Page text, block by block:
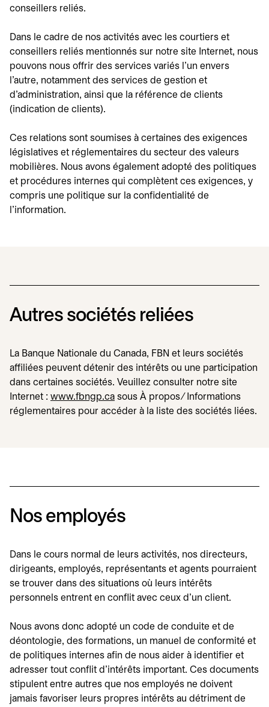
conseillers reliés.
Dans le cadre de nos activités avec les courtiers et
conseillers reliés mentionnés sur notre site Internet, nous
pouvons nous offrir des services variés l'un envers
l'autre, notamment des services de gestion et
d'administration, ainsi que la référence de clients
(indication de clients).
Ces relations sont soumises à certaines des exigences
législatives et réglementaires du secteur des valeurs
mobilières. Nous avons également adopté des politiques
et procédures internes qui complètent ces exigences, y
compris une politique sur la confidentialité de
l'information.
Autres sociétés reliées
La Banque Nationale du Canada, FBN et leurs sociétés
affiliées peuvent détenir des intérêts ou une participation
dans certaines sociétés. Veuillez consulter notre site
Internet : www.fbngp.ca s’ouvre dans un nouvel onglet
sous À propos ∕ Informations
réglementaires pour accéder à la liste des sociétés liées.
Nos employés
Dans le cours normal de leurs activités, nos directeurs,
dirigeants, employés, représentants et agents pourraient
se trouver dans des situations où leurs intérêts
personnels entrent en conflit avec ceux d'un client.
Nous avons donc adopté un code de conduite et de
déontologie, des formations, un manuel de conformité et
de politiques internes afin de nous aider à identifier et
adresser tout conflit d'intérêts important. Ces documents
stipulent entre autres que nos employés ne doivent
jamais favoriser leurs propres intérêts au détriment de